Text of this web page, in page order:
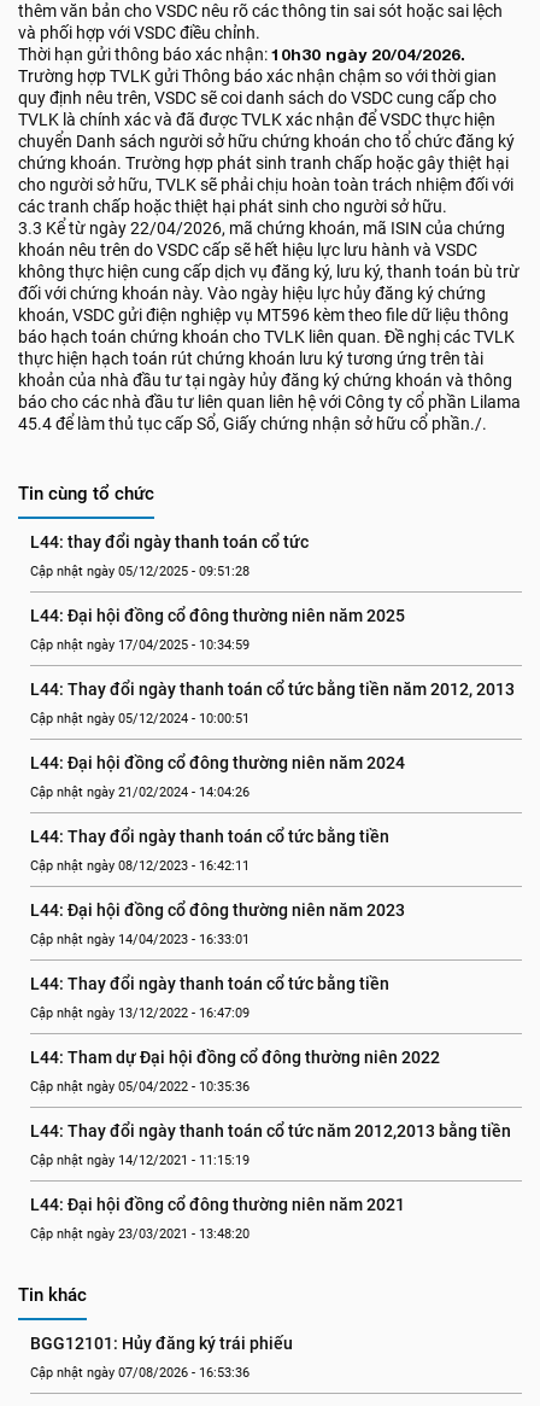
thêm văn bản cho VSDC nêu rõ các thông tin sai sót hoặc sai lệch
và phối hợp với VSDC điều chỉnh.
Thời hạn gửi thông báo xác nhận:10h30 ngày 20/04/2026.
Trường hợp TVLK gửi Thông báo xác nhận chậm so với thời gian
quy định nêu trên, VSDC sẽ coi danh sách do VSDC cung cấp cho
TVLK là chính xác và đã được TVLK xác nhận để VSDC thực hiện
chuyển Danh sách người sở hữu chứng khoán cho tổ chức đăng ký
chứng khoán. Trường hợp phát sinh tranh chấp hoặc gây thiệt hại
cho người sở hữu, TVLK sẽ phải chịu hoàn toàn trách nhiệm đối với
các tranh chấp hoặc thiệt hại phát sinh cho người sở hữu.
3.3 Kể từ ngày 22/04/2026, mã chứng khoán, mã ISIN của chứng
khoán nêu trên do VSDC cấp sẽ hết hiệu lực lưu hành và VSDC
không thực hiện cung cấp dịch vụ đăng ký, lưu ký, thanh toán bù trừ
đối với chứng khoán này. Vào ngày hiệu lực hủy đăng ký chứng
khoán, VSDC gửi điện nghiệp vụ MT596 kèm theo file dữ liệu thông
báo hạch toán chứng khoán cho TVLK liên quan. Đề nghị các TVLK
thực hiện hạch toán rút chứng khoán lưu ký tương ứng trên tài
khoản của nhà đầu tư tại ngày hủy đăng ký chứng khoán và thông
báo cho các nhà đầu tư liên quan liên hệ với Công ty cổ phần Lilama
45.4 để làm thủ tục cấp Sổ, Giấy chứng nhận sở hữu cổ phần./.
Tin cùng tổ chức
L44: thay đổi ngày thanh toán cổ tức
Cập nhật ngày 05/12/2025 - 09:51:28
L44: Đại hội đồng cổ đông thường niên năm 2025
Cập nhật ngày 17/04/2025 - 10:34:59
L44: Thay đổi ngày thanh toán cổ tức bằng tiền năm 2012, 2013
Cập nhật ngày 05/12/2024 - 10:00:51
L44: Đại hội đồng cổ đông thường niên năm 2024
Cập nhật ngày 21/02/2024 - 14:04:26
L44: Thay đổi ngày thanh toán cổ tức bằng tiền
Cập nhật ngày 08/12/2023 - 16:42:11
L44: Đại hội đồng cổ đông thường niên năm 2023
Cập nhật ngày 14/04/2023 - 16:33:01
L44: Thay đổi ngày thanh toán cổ tức bằng tiền
Cập nhật ngày 13/12/2022 - 16:47:09
L44: Tham dự Đại hội đồng cổ đông thường niên 2022
Cập nhật ngày 05/04/2022 - 10:35:36
L44: Thay đổi ngày thanh toán cổ tức năm 2012,2013 bằng tiền
Cập nhật ngày 14/12/2021 - 11:15:19
L44: Đại hội đồng cổ đông thường niên năm 2021
Cập nhật ngày 23/03/2021 - 13:48:20
Tin khác
BGG12101: Hủy đăng ký trái phiếu
Cập nhật ngày 07/08/2026 - 16:53:36